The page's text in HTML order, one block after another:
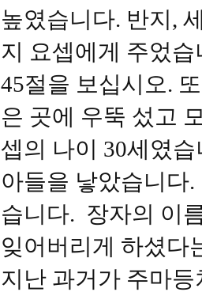
높였습니다. 반지,
지 요셉에게 주었
45절을 보십시오.
은 곳에 우뚝 섰고
셉의 나이 30세였
아들을 낳았습니다
습니다. 장자의 이
잊어버리게 하셨다
지난 과거가 주마